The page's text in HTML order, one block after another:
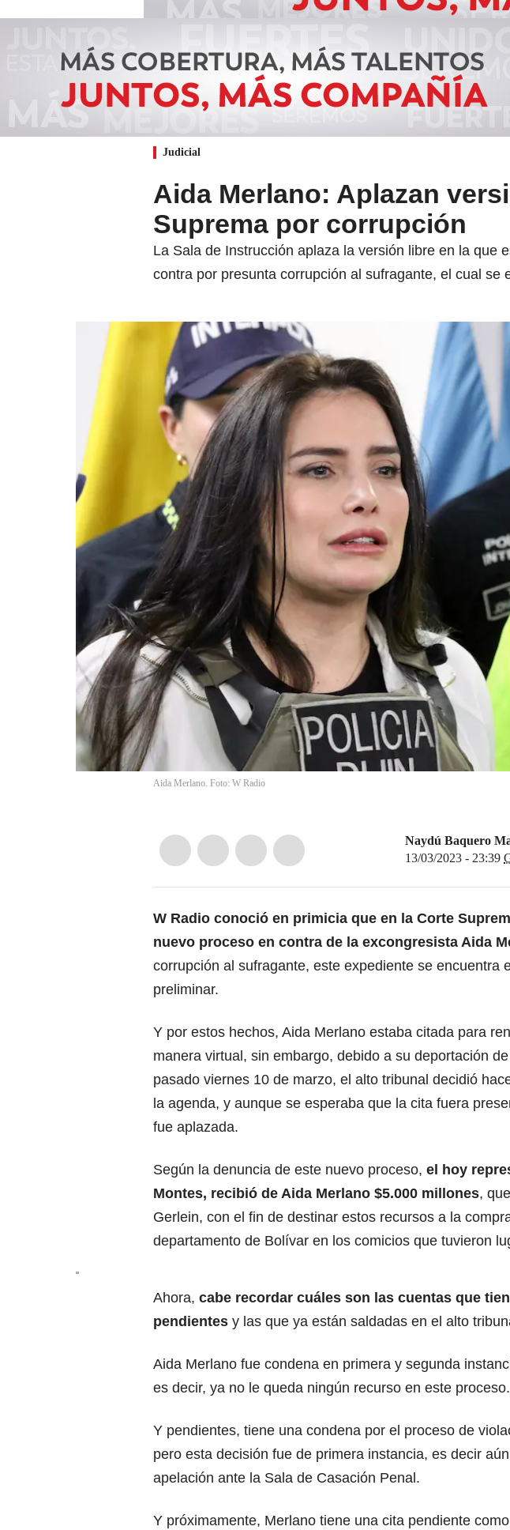
Judicial
Aida Merlano: Aplazan
Suprema por corrupción
La Sala de Instrucción aplaza la versión libre en la que
contra por presunta corrupción al sufragante, el cual se
Aida Merlano. Foto: W Radio
Naydú Baquero
13/03/2023 - 23:39
W Radio conoció en primicia que en la Corte
nuevo proceso en contra de la excongresista Aida
corrupción al sufragante, este expediente se encuentra
preliminar.
Y por estos hechos, Aida Merlano estaba citada para
manera virtual, sin embargo, debido a su deportación
pasado viernes 10 de marzo, el alto tribunal decidió
la agenda, y aunque se esperaba que la cita fuera
fue aplazada.
Según la denuncia de este nuevo proceso, el hoy
Montes, recibió de Aida Merlano $5.000 millones,
Gerlein, con el fin de destinar estos recursos a la
departamento de Bolívar en los comicios que tuvieron
Ahora, cabe recordar cuáles son las cuentas que
pendientes y las que ya están saldadas en el alto
Aida Merlano fue condena en primera y segunda
es decir, ya no le queda ningún recurso en este proceso.
Y pendientes, tiene una condena por el proceso de
pero esta decisión fue de primera instancia, es decir
apelación ante la Sala de Casación Penal.
Y próximamente, Merlano tiene una cita pendiente